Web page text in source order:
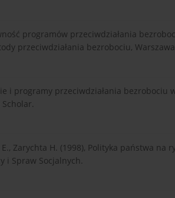
programów przeciwdziałania
przeciwdziałania bezrobociu,
i programy przeciwdziałania bezrobociu
E., Zarychta H. (1998), Polityka państwa
i Spraw Socjalnych.